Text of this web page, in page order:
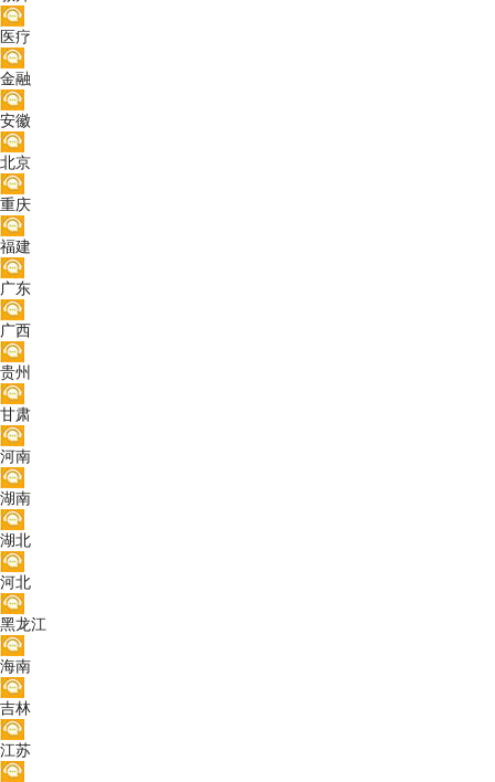
医疗
金融
安徽
北京
重庆
福建
广东
广西
贵州
甘肃
河南
湖南
湖北
河北
黑龙江
海南
吉林
江苏